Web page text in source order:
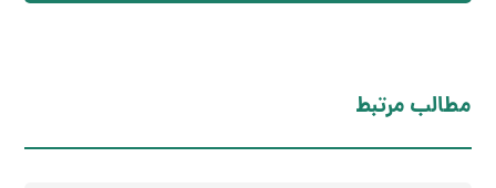
مطالب مرتبط